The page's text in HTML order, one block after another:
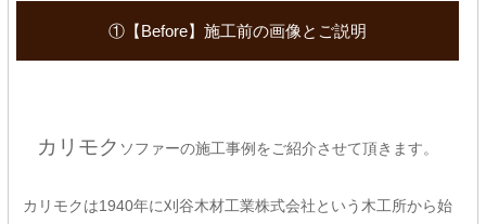
①【Before】施工前の画像とご説明
カリモク ソファーの施工事例をご紹介させて頂きます。
カリモクは1940年に刈谷木材工業株式会社という木工所から始